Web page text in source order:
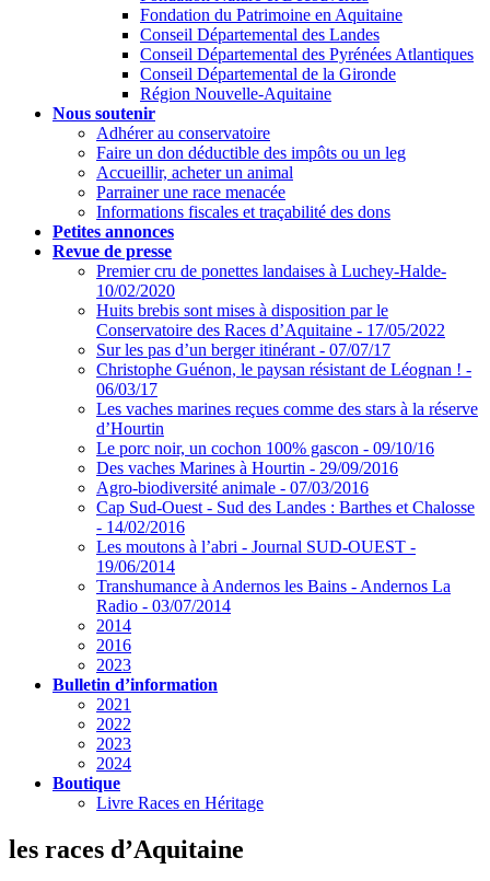
Fondation du Patrimoine en Aquitaine
Conseil Départemental des Landes
Conseil Départemental des Pyrénées Atlantiques
Conseil Départemental de la Gironde
Région Nouvelle-Aquitaine
Nous soutenir
Adhérer au conservatoire
Faire un don déductible des impôts ou un leg
Accueillir, acheter un animal
Parrainer une race menacée
Informations fiscales et traçabilité des dons
Petites annonces
Revue de presse
Premier cru de ponettes landaises à Luchey-Halde-
10/02/2020
Huits brebis sont mises à disposition par le
Conservatoire des Races d’Aquitaine - 17/05/2022
Sur les pas d’un berger itinérant - 07/07/17
Christophe Guénon, le paysan résistant de Léognan ! -
06/03/17
Les vaches marines reçues comme des stars à la réserve
d’Hourtin
Le porc noir, un cochon 100% gascon - 09/10/16
Des vaches Marines à Hourtin - 29/09/2016
Agro-biodiversité animale - 07/03/2016
Cap Sud-Ouest - Sud des Landes : Barthes et Chalosse
- 14/02/2016
Les moutons à l’abri - Journal SUD-OUEST -
19/06/2014
Transhumance à Andernos les Bains - Andernos La
Radio - 03/07/2014
2014
2016
2023
Bulletin d’information
2021
2022
2023
2024
Boutique
Livre Races en Héritage
les races d’Aquitaine